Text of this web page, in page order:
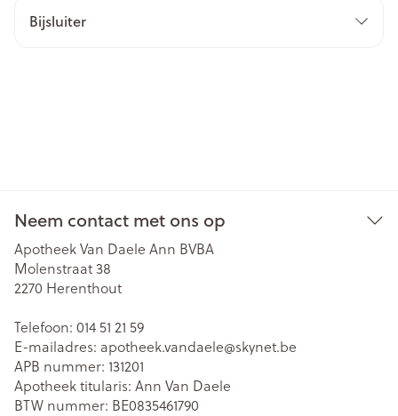
Bijsluiter
Neem contact met ons op
Apotheek Van Daele Ann BVBA
Molenstraat 38
2270 Herenthout
Telefoon: 014 51 21 59
E-mailadres: apotheek.vandaele@skynet.be
APB nummer: 131201
Apotheek titularis: Ann Van Daele
BTW nummer: BE0835461790